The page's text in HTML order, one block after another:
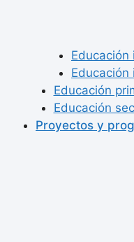
Educación
Educación
Educación
Educación
Proyectos y